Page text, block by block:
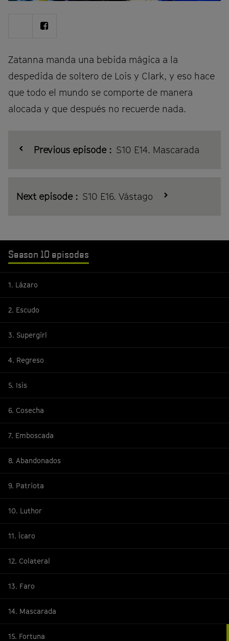
ShareShare
Zatanna manda una bebida mágica a la
despedida de soltero de Lois y Clark, y eso hace
que todo el mundo se comporte de manera
alocada y que después no recuerde nada.
Previous episode : S10 E14. Mascarada
Next episode : S10 E16. Vástago
Season 10 episodes
1. Lázaro
2. Escudo
3. Supergirl
4. Regreso
5. Isis
6. Cosecha
7. Emboscada
8. Abandonados
9. Patriota
10. Luthor
11. Ícaro
12. Colateral
13. Faro
14. Mascarada
15. Fortuna